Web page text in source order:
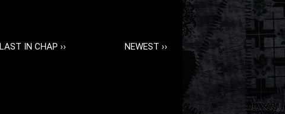
LAST IN CHAP ›› NEWEST ››